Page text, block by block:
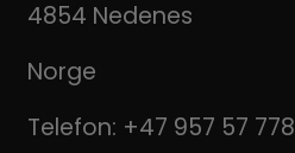
4854 Nedenes
Norge
Telefon: +47 957 57 778